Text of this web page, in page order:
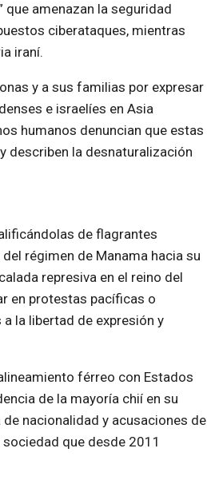
amenazan la seguridad
ciberataques, mientras
iraní.
y a sus familias por expresar
e israelíes en Asia
humanos denuncian que estas
describen la desnaturalización
de flagrantes
régimen de Manama hacia su
represiva en el reino del
en protestas pacíficas o
la libertad de expresión y
férreo con Estados
de la mayoría chií en su
nacionalidad y acusaciones de
que desde 2011